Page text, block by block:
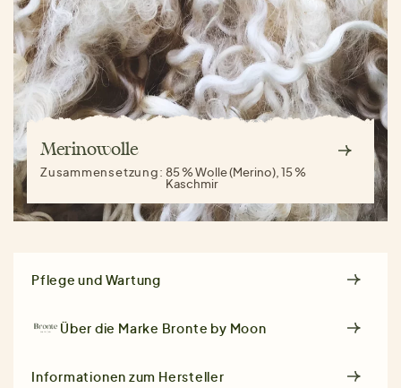
Merinowolle
Zusammensetzung:85 % Wolle (Merino), 15 %
Kaschmir
Pflege und Wartung
Über die Marke Bronte by Moon
Informationen zum Hersteller